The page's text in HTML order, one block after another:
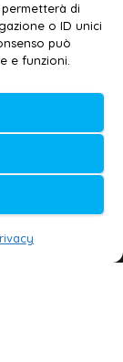
di
o ID unici
può
e funzioni.
®
della
Ministero